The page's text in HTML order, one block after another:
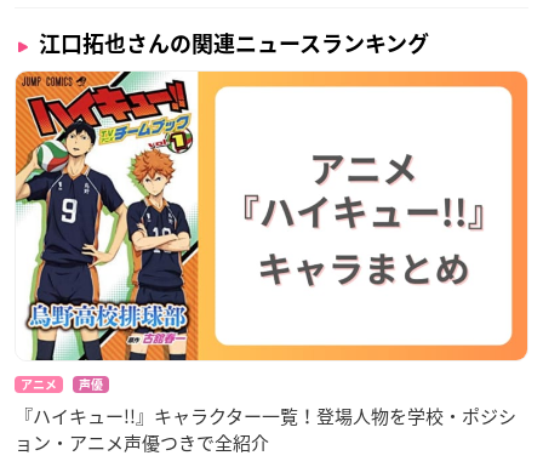
江口拓也さんの関連ニュースランキング
アニメ 声優
『ハイキュー!!』キャラクター一覧！登場人物を学校・ポジシ
ョン・アニメ声優つきで全紹介